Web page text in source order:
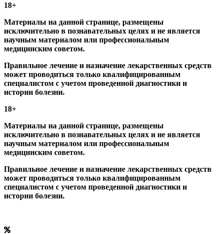
18+
Материалы на данной странице, размещены
исключительно в познавательных целях и не является
научным материалом или профессиональным
медицинским советом.
Правильное лечение и назначение лекарственных средств
может проводиться только квалифицированным
специалистом с учетом проведенной диагностики и
истории болезни.
18+
Материалы на данной странице, размещены
исключительно в познавательных целях и не является
научным материалом или профессиональным
медицинским советом.
Правильное лечение и назначение лекарственных средств
может проводиться только квалифицированным
специалистом с учетом проведенной диагностики и
истории болезни.